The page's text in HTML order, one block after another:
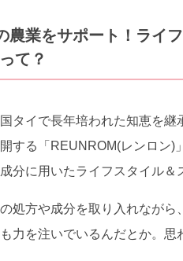
農業をサポート！ライ
て？
タイで長年培われた知恵を
開する「REUNROM(レンロン
分に用いたライフスタイル＆
処方や成分を取り入れなが
力を注いでいるんだとか。